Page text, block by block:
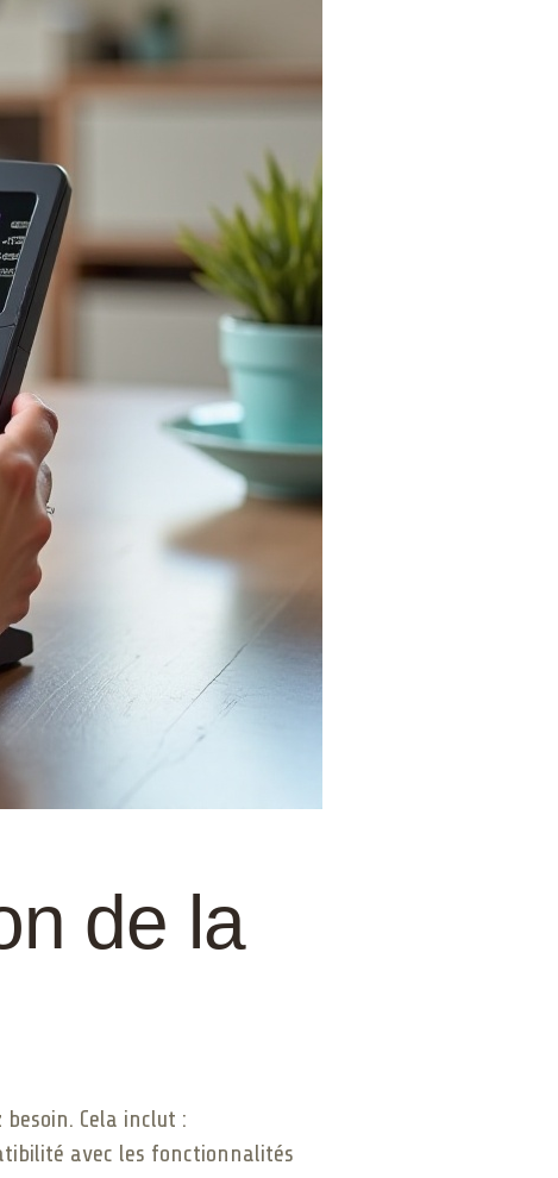
de la
Cela inclut :
avec les fonctionnalités